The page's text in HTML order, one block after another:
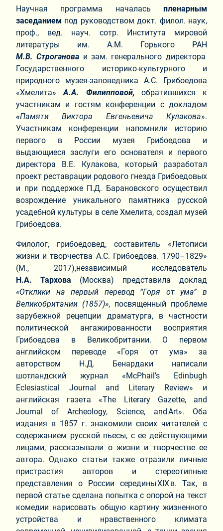
Научная программа началась пленарным
заседанием под руководством докт. филол. наук,
проф., вед. науч. сотр. Института мировой
литературы им. А.М. Горького РАН
М.В. Строганова и зам. генерального директора
Государственного историко-культурного и
природного музея-заповедника А.С. Грибоедова
«Хмелита» А.А. Филипповой,обратившихся к
участникам и гостям конференции с докладом
«Памяти Виктора Евгеньевича Кулакова».
Участникам конференции напомнили историю
первого в России музея Грибоедова и
выдающиеся заслуги его основателя и первого
директора В.Е. Кулакова, который разработал
проект реставрации родового гнезда Грибоедовых
и при поддержке П.Д. Барановского осуществил
возрождение уникального памятника русской
усадебной культуры в селе Хмелита, создал музей
Грибоедова.
Филолог, грибоедовед, составитель «Летописи
жизни и творчества А.С. Грибоедова. 1790–1829»
(М., 2017),независимый исследователь
Н.А. Тархова (Москва) представила доклад
«Отклики на первый перевод “Горя от ума” в
Великобритании (1857)», посвященный проблеме
зарубежной рецепции драматурга, в частности
политической ангажированности восприятия
Грибоедова в Великобритании. О первом
английском переводе «Горя от ума» за
авторством Н.Д. Бенардаки написали
шотландский журнал «McPhail’s Edinbugh
Eclesiastical Journal and Literary Review» и
английская газета «The Literary Gazette, and
Journal of Archeology, Science, and Art». Оба
издания в 1857 г. знакомили своих читателей с
содержанием русской пьесы, с ее действующими
лицами, рассказывали о жизни и творчестве ее
автора. Однако статьи также отразили личные
пристрастия авторов и стереотипные
представления о России середины XIX в. Так, в
первой статье сделана попытка с опорой на текст
комедии нарисовать общую картину жизненного
устройства и нравственного климата